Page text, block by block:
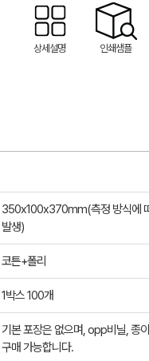
상세설명 인쇄샘플
350x100x370mm(측정 방식에
발생)
코튼+폴리
1박스 100개
기본 포장은 없으며, opp비닐, 종
구매 가능합니다.